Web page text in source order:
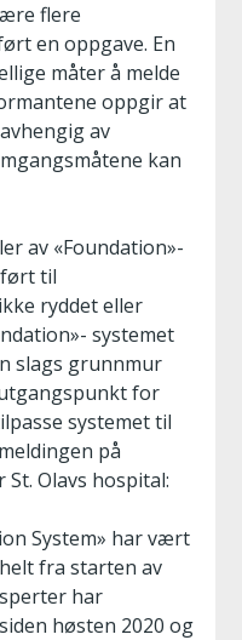
flere
en oppgave. En
måter å melde
oppgir at
av
kan
av «Foundation»-
til
ryddet eller
systemet
slags grunnmur
for
systemet til
på
Olavs hospital:
System» har vært
fra starten av
har
høsten 2020 og